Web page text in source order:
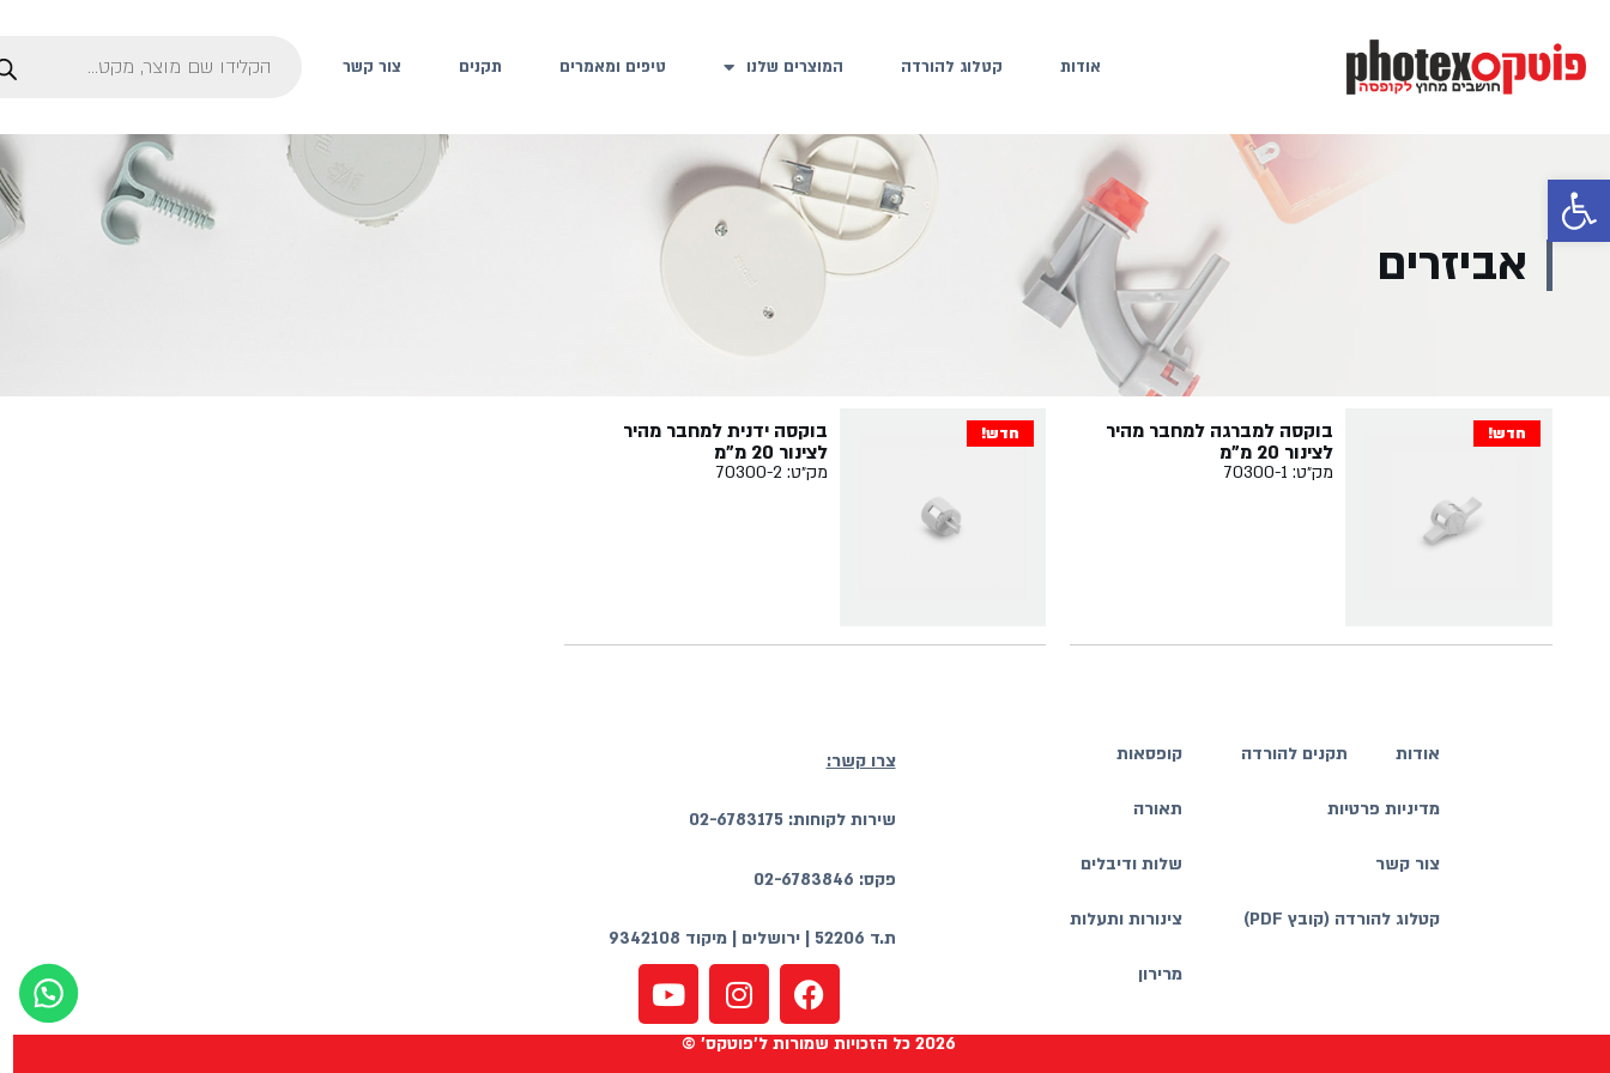
פתח סרגל נגישות
אודות קטלוג להורדה המוצרים שלנו טיפים ומאמרים תקנים צור קשר
אביזרים
חדש!
בוקסה למברגה למחבר מהיר
לצינור 20 מ"מ
מק״ט: 70300-1
חדש!
בוקסה ידנית למחבר מהיר
לצינור 20 מ"מ
מק״ט: 70300-2
צרו קשר:
שירות לקוחות: 02-6783175
פקס: 02-6783846
ת.ד 52206 | ירושלים | מיקוד 9342108
אודות תקנים להורדה
מדיניות פרטיות
צור קשר
קטלוג להורדה (קובץ PDF)
קופסאות
תאורה
שלות ודיבלים
צינורות ותעלות
מרירון
2026 כל הזכויות שמורות ל'פוטקס' ©